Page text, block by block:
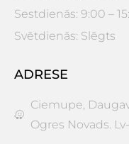
Sestdienās: 9:00 –
Svētdienās: Slēgts
ADRESE
Ciemupe,
Ogres Novads.